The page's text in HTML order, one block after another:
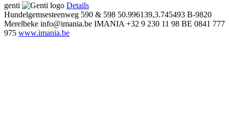
genti
Details
Hundelgemsesteenweg 590 & 598 50.996139,3.745493 B-9820
Merelbeke info@imania.be IMANIA +32 9 230 11 98 BE 0841 777
975 www.imania.be